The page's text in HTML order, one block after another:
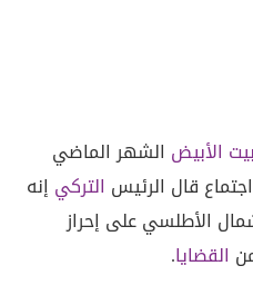
الأبيض الشهر الماضي
قال الرئيس التركي إنه
الأطلسي على إحراز
القضايا.